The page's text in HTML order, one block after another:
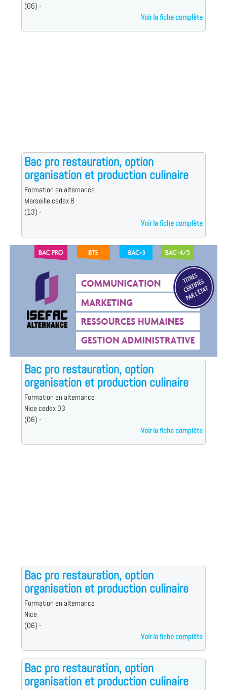
(06) -
Voir la fiche complète
Bac pro restauration, option
organisation et production culinaire
Formation en alternance
Marseille cedex 8
(13) -
Voir la fiche complète
Bac pro restauration, option
organisation et production culinaire
Formation en alternance
Nice cedex 03
(06) -
Voir la fiche complète
Bac pro restauration, option
organisation et production culinaire
Formation en alternance
Nice
(06) -
Voir la fiche complète
Bac pro restauration, option
organisation et production culinaire